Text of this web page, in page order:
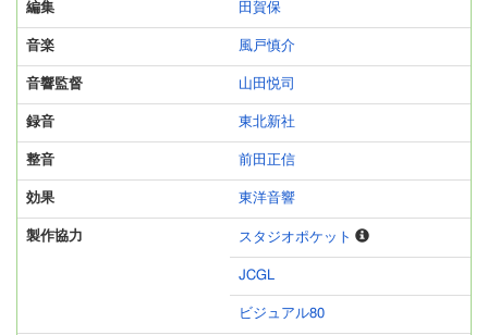
編集 田賀保
音楽 風戸慎介
音響監督 山田悦司
録音 東北新社
整音 前田正信
効果 東洋音響
製作協力 スタジオポケット
JCGL
ビジュアル80